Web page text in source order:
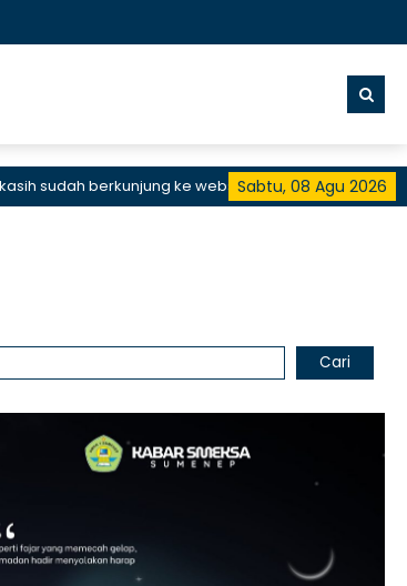
Sabtu, 08 Agu 2026
sudah berkunjung ke website resmi SMKN 1 Sumenep,
Cari